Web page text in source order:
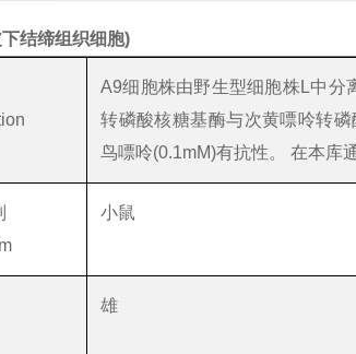
结缔组织细胞)
A9细胞株由野生型细胞株L中分
转磷酸核糖基酶与次黄嘌呤转
鸟嘌呤(0.1mM)有抗性。 在本库
小鼠
雄